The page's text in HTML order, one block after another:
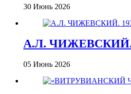
30 Июнь 2026
А.Л. ЧИЖЕВСКИЙ.
05 Июнь 2026